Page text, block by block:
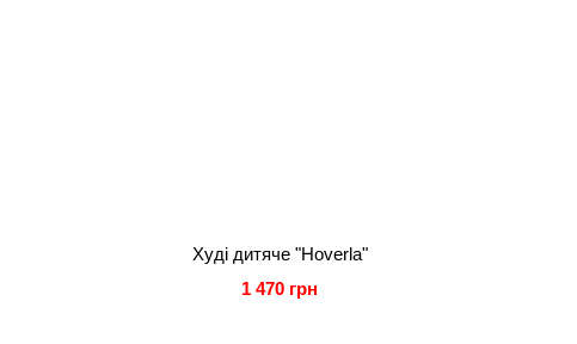
Худі дитяче "Hoverla"
1 470 грн